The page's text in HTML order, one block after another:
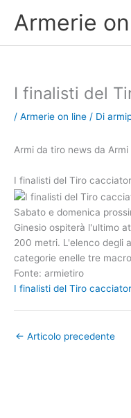
Armerie
I finalisti del
/ Armerie on line / Di
Armi da tiro news da Armi
I finalisti del Tiro
Sabato e domenica
Ginesio ospiterà l'ultimo
200 metri. L'elenco degli
categorie enelle tre
Fonte: armietiro
I finalisti del Tiro
← Articolo precedente